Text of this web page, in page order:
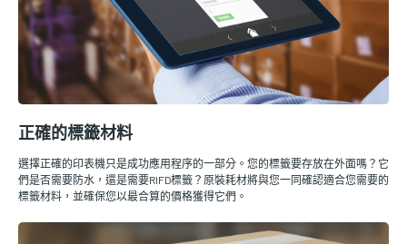
正確的標籤材料
選擇正確的印表機只是成功應用程序的一部分。您的標籤要存放在外面嗎？它
們是否需要防水，還是需要RIFD標籤？原裝耗材將與您一同確認適合您需要的
標籤材料，並確保您以最合算的價格獲得它們。